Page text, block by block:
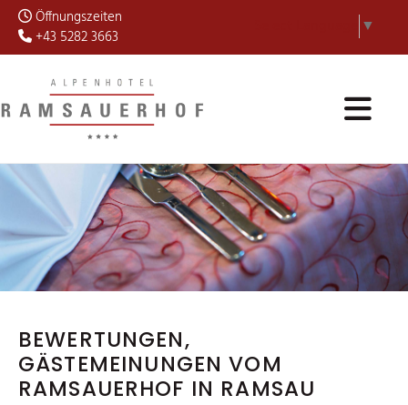
 Öffnungszeiten
 +43 5282 3663 ▼
BEWERTUNGEN,
GÄSTEMEINUNGEN VOM
RAMSAUERHOF IN RAMSAU